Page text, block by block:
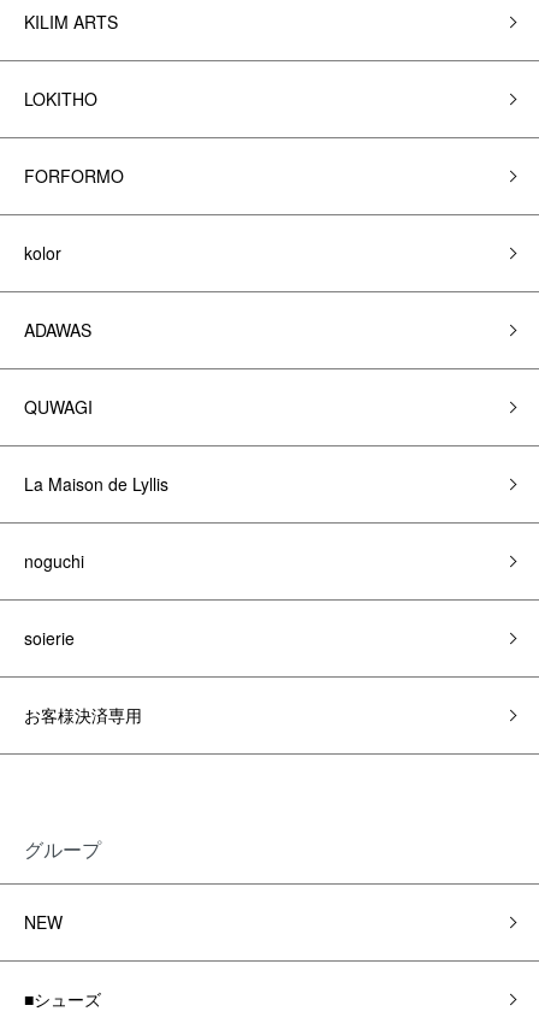
KILIM ARTS
LOKITHO
FORFORMO
kolor
ADAWAS
QUWAGI
La Maison de Lyllis
noguchi
soierie
お客様決済専用
グループ
NEW
■シューズ